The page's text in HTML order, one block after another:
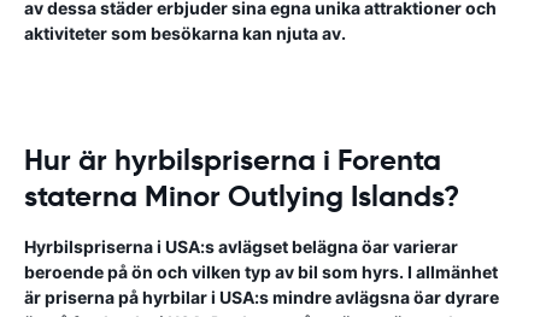
av dessa städer erbjuder sina egna unika attraktioner och
aktiviteter som besökarna kan njuta av.
Hur är hyrbilspriserna i Forenta
staterna Minor Outlying Islands?
Hyrbilspriserna i USA:s avlägset belägna öar varierar
beroende på ön och vilken typ av bil som hyrs. I allmänhet
är priserna på hyrbilar i USA:s mindre avlägsna öar dyrare